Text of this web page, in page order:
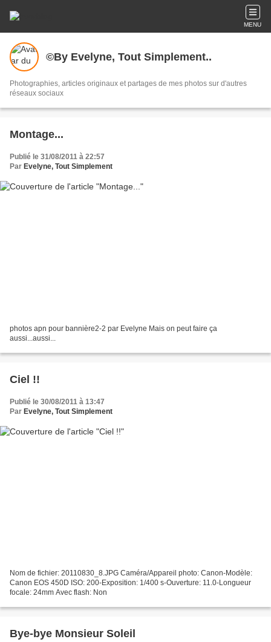
MENU
©By Evelyne, Tout Simplement..
Photographies, articles originaux et partages de mes photos sur d'autres
réseaux sociaux
Montage...
Publié le 31/08/2011 à 22:57
Par Evelyne, Tout Simplement
photos apn pour bannière2-2 par Evelyne Mais on peut faire ça
aussi...aussi...
Ciel !!
Publié le 30/08/2011 à 13:47
Par Evelyne, Tout Simplement
Nom de fichier: 20110830_8.JPG Caméra/Appareil photo: Canon-Modèle:
Canon EOS 450D ISO: 200-Exposition: 1/400 s-Ouverture: 11.0-Longueur
focale: 24mm Avec flash: Non
Bye-bye Monsieur Soleil